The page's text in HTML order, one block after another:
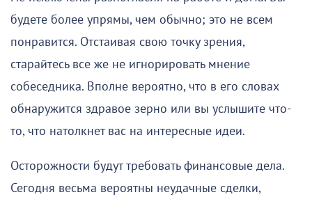
будете более упрямы, чем обычно; это не всем
понравится. Отстаивая свою точку зрения,
старайтесь все же не игнорировать мнение
собеседника. Вполне вероятно, что в его словах
обнаружится здравое зерно или вы услышите что-
то, что натолкнет вас на интересные идеи.
Осторожности будут требовать финансовые дела.
Сегодня весьма вероятны неудачные сделки,